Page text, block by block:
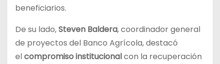
beneficiarios.
De su lado,Steven Baldera, coordinador general
de proyectos del Banco Agrícola, destacó
elcompromiso institucionalcon la recuperación